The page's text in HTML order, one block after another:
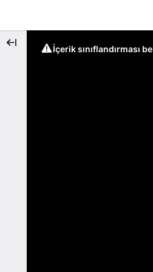
İçerik sınıflandırması